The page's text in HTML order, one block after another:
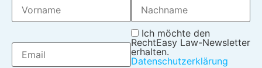
Ich möchte den
RechtEasy Law-Newsletter
erhalten.
Datenschutzerklärung